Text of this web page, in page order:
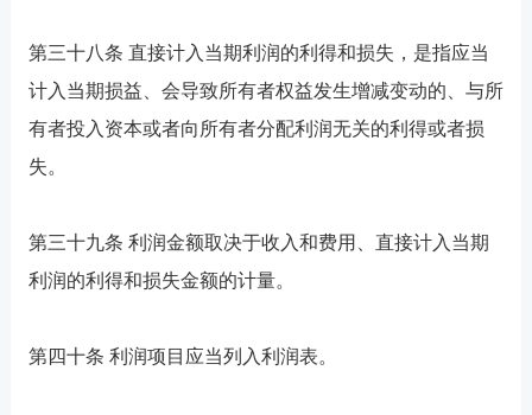
第三十八条 直接计入当期利润的利得和损失，是指应当
计入当期损益、会导致所有者权益发生增减变动的、与所
有者投入资本或者向所有者分配利润无关的利得或者损
失。
第三十九条 利润金额取决于收入和费用、直接计入当期
利润的利得和损失金额的计量。
第四十条 利润项目应当列入利润表。